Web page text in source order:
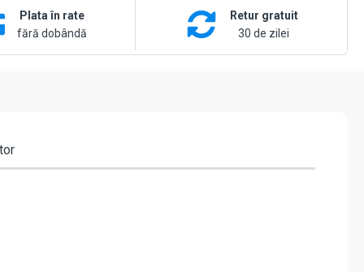
Plata în rate
fără dobândă
Retur gratuit
30 de zilei